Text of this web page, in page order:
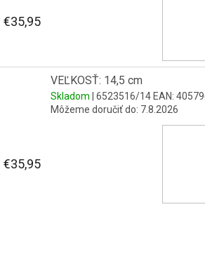
€35,95
VEĽKOSŤ: 14,5 cm
Skladom | 6523516/14 EAN:
Môžeme doručiť do: 7.8.2026
€35,95